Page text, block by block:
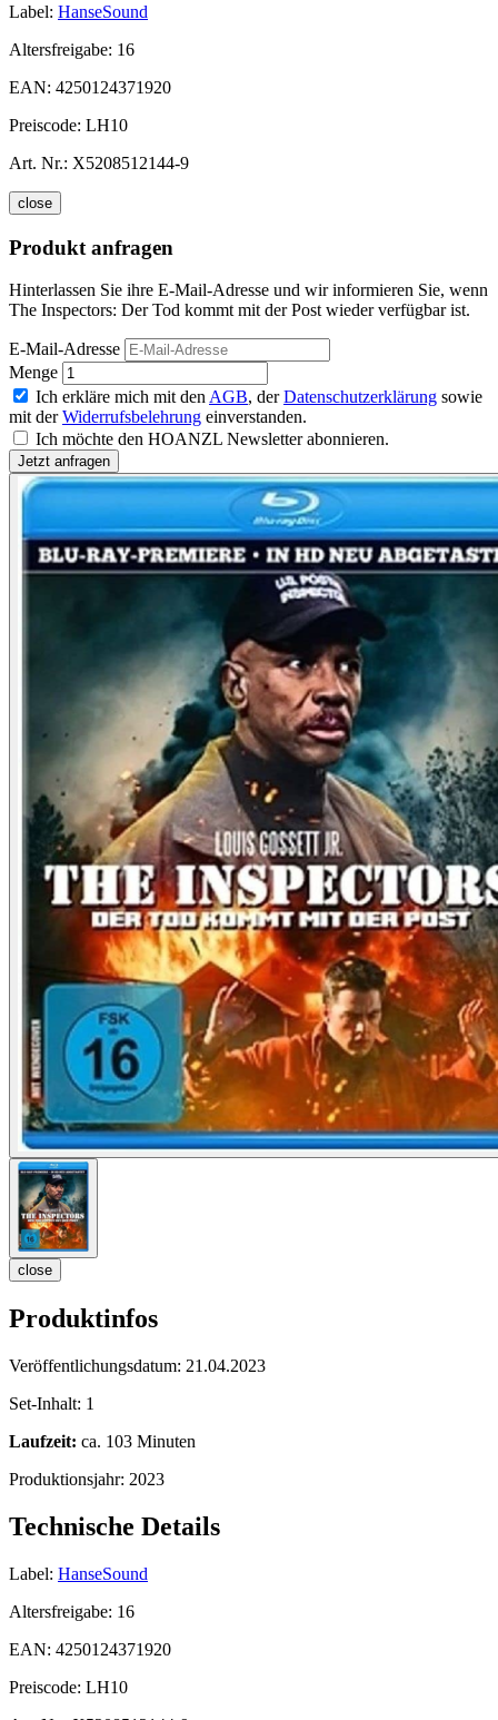
Label: HanseSound
Altersfreigabe: 16
EAN: 4250124371920
Preiscode: LH10
Art. Nr.: X5208512144-9
close
Produkt anfragen
Hinterlassen Sie ihre E-Mail-Adresse und wir informieren Sie, wenn
The Inspectors: Der Tod kommt mit der Post wieder verfügbar ist.
E-Mail-Adresse
Menge
Ich erkläre mich mit den AGB, derDatenschutzerklärung sowie
mit derWiderrufsbelehrung einverstanden.
Ich möchte den HOANZL Newsletter abonnieren.
close
Produktinfos
Veröffentlichungsdatum: 21.04.2023
Set-Inhalt: 1
Laufzeit: ca. 103 Minuten
Produktionsjahr: 2023
Technische Details
Label: HanseSound
Altersfreigabe: 16
EAN: 4250124371920
Preiscode: LH10